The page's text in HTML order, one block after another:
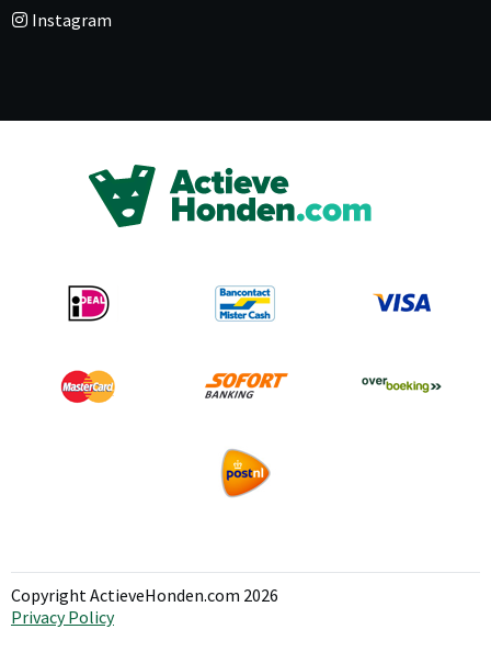
Instagram
Copyright ActieveHonden.com 2026
Privacy Policy